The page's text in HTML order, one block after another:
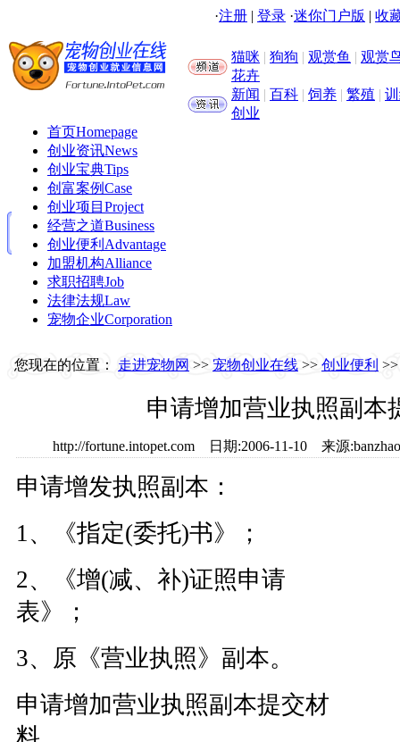
·注册 | 登录 ·迷你门户版 | 收
猫咪 | 狗狗 | 观赏鱼 | 观赏
花卉
新闻 | 百科 | 饲养 | 繁殖 |
创业
首页Homepage
创业资讯News
创业宝典Tips
创富案例Case
创业项目 Project
经营之道Business
创业便利 Advantage
加盟机构Alliance
求职招聘Job
法律法规Law
宠物企业Corporation
您现在的位置： 走进宠物网 >> 宠物创业在线 >> 创业便利
申请增加营业执照副本
http://fortune.intopet.com 日期:2006-11-10 来源
申请增发执照副本：
1、《指定(委托)书》；
2、《增(减、补)证照申请
表》；
3、原《营业执照》副本。
申请增加营业执照副本提交材
料